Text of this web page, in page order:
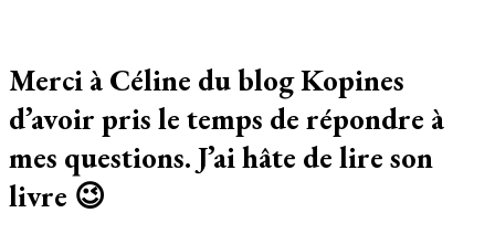
Merci à Céline du blog Kopines
d’avoir pris le temps de répondre à
mes questions. J’ai hâte de lire son
livre 😉